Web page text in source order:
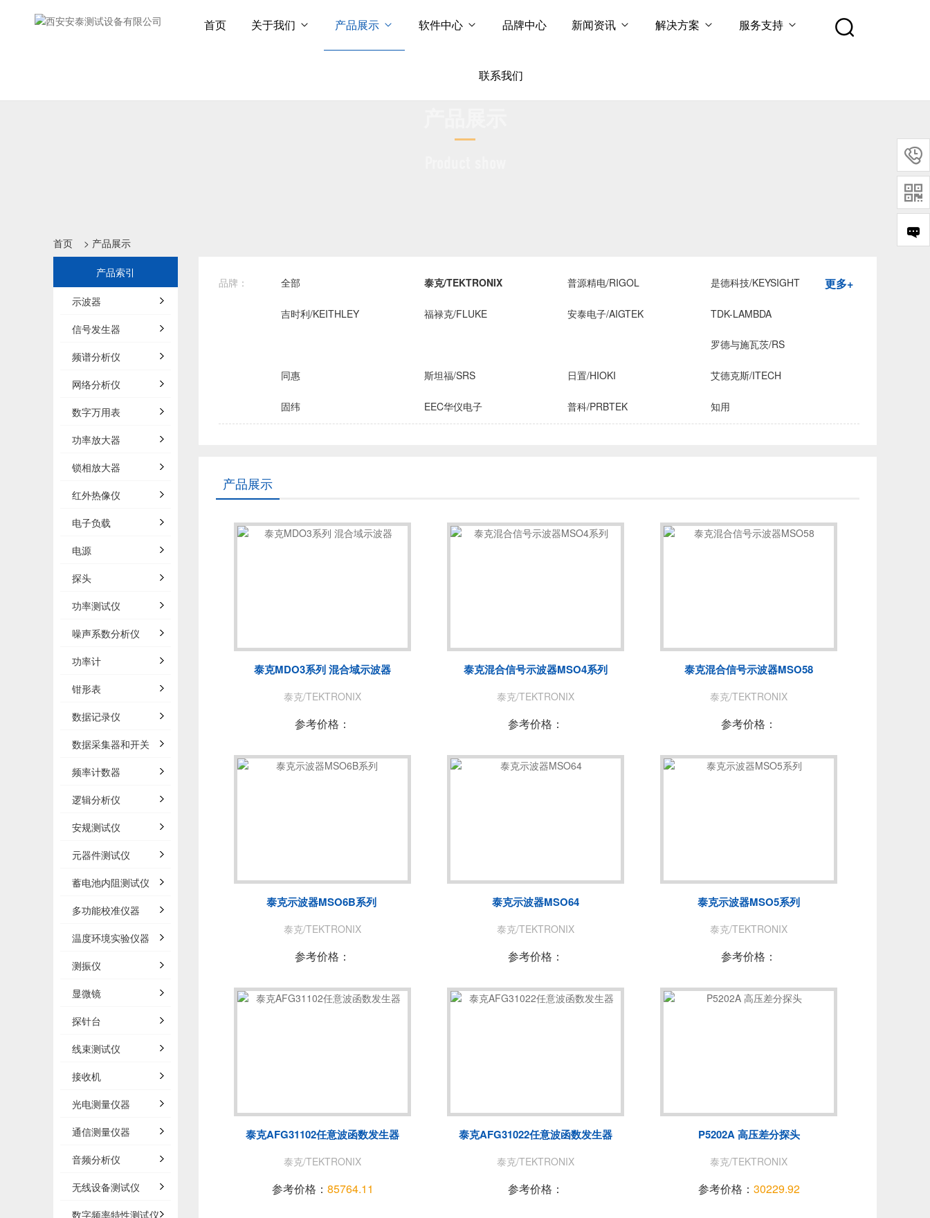
首页 关于我们 产品展示 软件中心 品牌中心 新闻资讯 解决方案 服务支持
联系我们
首页 > 产品展示
产品索引
示波器
信号发生器
频谱分析仪
网络分析仪
数字万用表
功率放大器
锁相放大器
红外热像仪
电子负载
电源
探头
功率测试仪
噪声系数分析仪
功率计
钳形表
数据记录仪
数据采集器和开关
频率计数器
逻辑分析仪
安规测试仪
元器件测试仪
蓄电池内阻测试仪
多功能校准仪器
温度环境实验仪器
测振仪
显微镜
探针台
线束测试仪
接收机
光电测量仪器
通信测量仪器
音频分析仪
无线设备测试仪
数字频率特性测试仪
品牌： 全部 泰克/TEKTRONIX 普源精电/RIGOL 是德科技/KEYSIGHT
吉时利/KEITHLEY 福禄克/FLUKE 安泰电子/AIGTEK TDK-LAMBDA
罗德与施瓦茨/RS
同惠 斯坦福/SRS 日置/HIOKI 艾德克斯/ITECH
固纬 EEC华仪电子 普科/PRBTEK 知用
稳科/WAYNE KERR
BNC TABOR 费思泰克
DEWESOFT
更多+
产品展示
泰克MDO3系列 混合域示波器
泰克/TEKTRONIX
参考价格：
泰克混合信号示波器MSO4系列
泰克/TEKTRONIX
参考价格：
泰克混合信号示波器MSO58
泰克/TEKTRONIX
参考价格：
泰克示波器MSO6B系列
泰克/TEKTRONIX
参考价格：
泰克示波器MSO64
泰克/TEKTRONIX
参考价格：
泰克示波器MSO5系列
泰克/TEKTRONIX
参考价格：
泰克AFG31102任意波函数发生器
泰克/TEKTRONIX
参考价格： 85764.11
泰克AFG31022任意波函数发生器
泰克/TEKTRONIX
参考价格：
P5202A 高压差分探头
泰克/TEKTRONIX
参考价格： 30229.92

